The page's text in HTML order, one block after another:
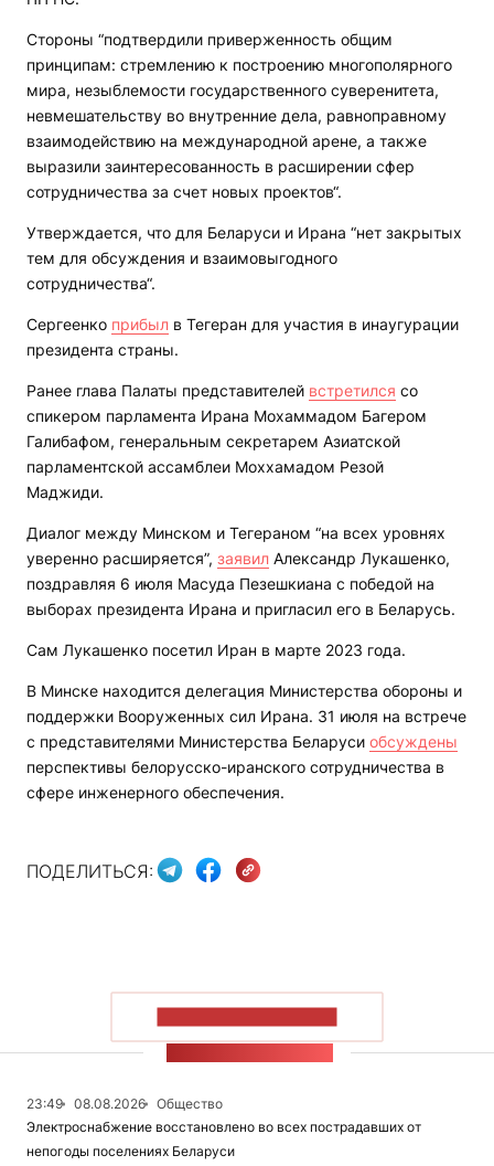
Стороны “подтвердили приверженность общим
принципам: стремлению к построению многополярного
мира, незыблемости государственного суверенитета,
невмешательству во внутренние дела, равноправному
взаимодействию на международной арене, а также
выразили заинтересованность в расширении сфер
сотрудничества за счет новых проектов“.
Утверждается, что для Беларуси и Ирана “нет закрытых
тем для обсуждения и взаимовыгодного
сотрудничества“.
Сергеенко прибыл в Тегеран для участия в инаугурации
президента страны.
Ранее глава Палаты представителей встретился со
спикером парламента Ирана Мохаммадом Багером
Галибафом, генеральным секретарем Азиатской
парламентской ассамблеи Моххамадом Резой
Маджиди.
Диалог между Минском и Тегераном “на всех уровнях
уверенно расширяется”, заявил Александр Лукашенко,
поздравляя 6 июля Масуда Пезешкиана с победой на
выборах президента Ирана и пригласил его в Беларусь.
Сам Лукашенко посетил Иран в марте 2023 года.
В Минске находится делегация Министерства обороны и
поддержки Вооруженных сил Ирана. 31 июля на встрече
с представителями Министерства Беларуси обсуждены
перспективы белорусско-иранского сотрудничества в
сфере инженерного обеспечения.
ПОДЕЛИТЬСЯ:
23:49 08.08.2026
Общество
Электроснабжение восстановлено во всех пострадавших от
непогоды поселениях Беларуси